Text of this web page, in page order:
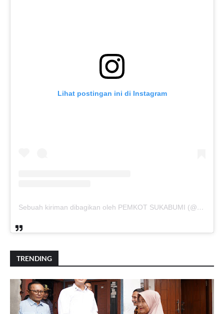
Lihat postingan ini di Instagram
Sebuah kiriman dibagikan oleh PEMKOT SUKABUMI (@pemkotsukabumi_)
TRENDING